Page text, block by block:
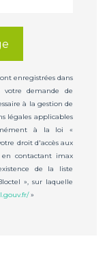
enregistrées dans
demande de
à la gestion de
légales applicables
à la loi «
droit d'accès aux
en contactant imax
de la liste
», sur laquelle
»